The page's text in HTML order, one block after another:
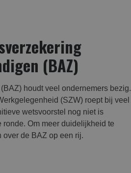
(BAZ)
houdt veel ondernemers bezig.
(SZW) roept bij veel
wetsvoorstel nog niet is
Om meer duidelijkheid te
over de BAZ op een rij.